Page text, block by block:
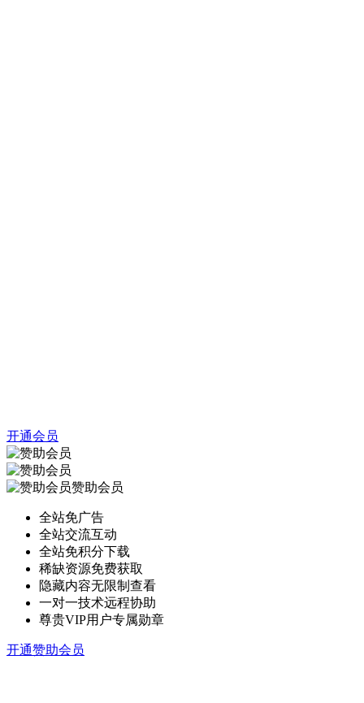
开通会员
赞助会员
全站免广告
全站交流互动
全站免积分下载
稀缺资源免费获取
隐藏内容无限制查看
一对一技术远程协助
尊贵VIP用户专属勋章
开通赞助会员